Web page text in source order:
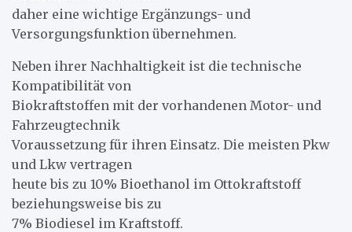
daher eine wichtige Ergänzungs- und
Versorgungsfunktion übernehmen.
Neben ihrer Nachhaltigkeit ist die technische
Kompatibilität von
Biokraftstoffen mit der vorhandenen Motor- und
Fahrzeugtechnik
Voraussetzung für ihren Einsatz. Die meisten Pkw
und Lkw vertragen
heute bis zu 10% Bioethanol im Ottokraftstoff
beziehungsweise bis zu
7% Biodiesel im Kraftstoff.